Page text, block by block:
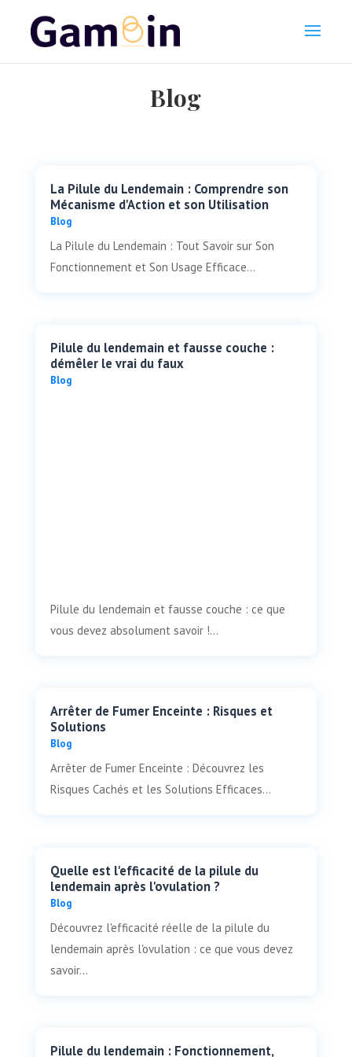
Blog
La Pilule du Lendemain : Comprendre son
Mécanisme d'Action et son Utilisation
Blog
La Pilule du Lendemain : Tout Savoir sur Son
Fonctionnement et Son Usage Efficace...
Pilule du lendemain et fausse couche :
démêler le vrai du faux
Blog
Pilule du lendemain et fausse couche : ce que
vous devez absolument savoir !...
Arrêter de Fumer Enceinte : Risques et
Solutions
Blog
Arrêter de Fumer Enceinte : Découvrez les
Risques Cachés et les Solutions Efficaces...
Quelle est l'efficacité de la pilule du
lendemain après l'ovulation ?
Blog
Découvrez l'efficacité réelle de la pilule du
lendemain après l'ovulation : ce que vous devez
savoir...
Pilule du lendemain : Fonctionnement,